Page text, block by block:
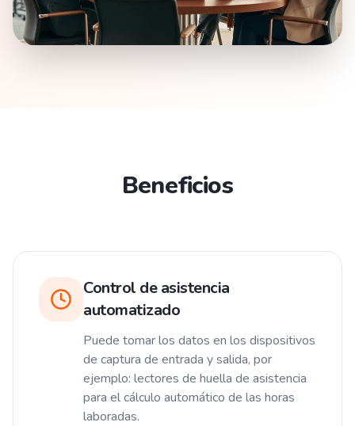
Beneficios
Control de asistencia
automatizado
Puede tomar los datos en los dispositivos
de captura de entrada y salida, por
ejemplo: lectores de huella de asistencia
para el cálculo automático de las horas
laboradas.